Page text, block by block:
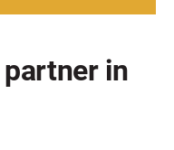
partner in